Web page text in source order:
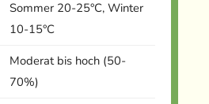
Sommer 20-25°C, Winter
10-15°C
Moderat bis hoch (50-
70%)